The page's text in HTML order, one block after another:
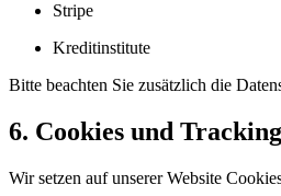
Stripe
Kreditinstitute
Bitte beachten Sie zusätzlich die
6. Cookies und
Wir setzen auf unserer Website